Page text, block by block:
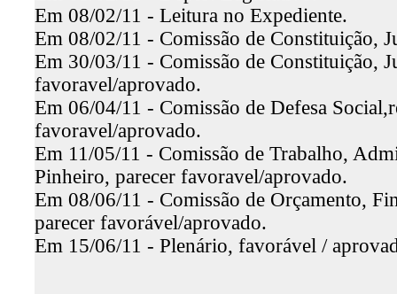
Em 08/02/11 - Leitura no Expediente.
Em 08/02/11 - Comissão de Constituição,
Em 30/03/11 - Comissão de Constituição,
favoravel/aprovado.
Em 06/04/11 - Comissão de Defesa
favoravel/aprovado.
Em 11/05/11 - Comissão de Trabalho,
Pinheiro, parecer favoravel/aprovado.
Em 08/06/11 - Comissão de Orçamento,
parecer favorável/aprovado.
Em 15/06/11 - Plenário, favorável /